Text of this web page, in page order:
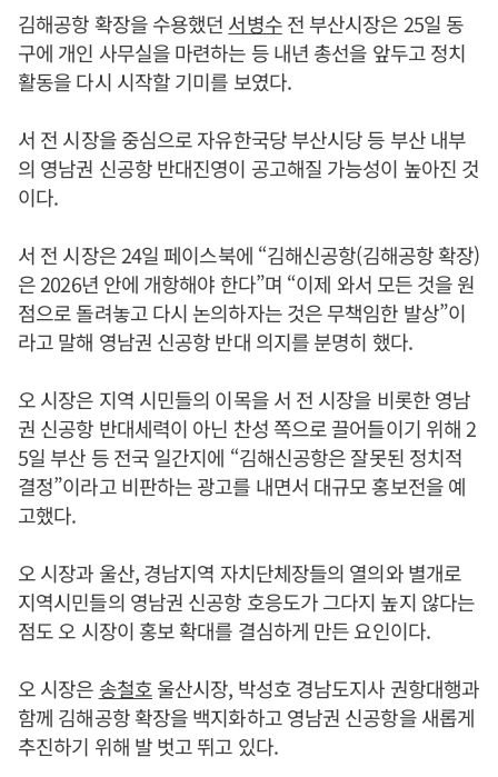
김해공항 확장을 수용했던 서병수전 부산시장은 25일 동
구에 개인 사무실을 마련하는 등 내년 총선을 앞두고 정치
활동을 다시 시작할 기미를 보였다.
서 전 시장을 중심으로 자유한국당 부산시당 등 부산 내부
의 영남권 신공항 반대진영이 공고해질 가능성이 높아진 것
이다.
서 전 시장은 24일 페이스북에 “김해신공항(김해공항 확장)
은 2026년 안에 개항해야 한다”며 “이제 와서 모든 것을 원
점으로 돌려놓고 다시 논의하자는 것은 무책임한 발상”이
라고 말해 영남권 신공항 반대 의지를 분명히 했다.
오 시장은 지역 시민들의 이목을 서 전 시장을 비롯한 영남
권 신공항 반대세력이 아닌 찬성 쪽으로 끌어들이기 위해 2
5일 부산 등 전국 일간지에 “김해신공항은 잘못된 정치적
결정”이라고 비판하는 광고를 내면서 대규모 홍보전을 예
고했다.
오 시장과 울산, 경남지역 자치단체장들의 열의와 별개로
지역시민들의 영남권 신공항 호응도가 그다지 높지 않다는
점도 오 시장이 홍보 확대를 결심하게 만든 요인이다.
오 시장은 송철호울산시장, 박성호 경남도지사 권항대행과
함께 김해공항 확장을 백지화하고 영남권 신공항을 새롭게
추진하기 위해 발 벗고 뛰고 있다.